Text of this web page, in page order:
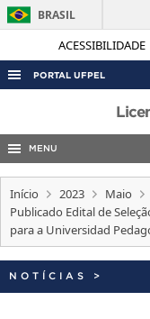
ACESSIBILIDADE
BRASIL
PORTAL UFPEL
ACESSO À INFORMAÇÃO
AUDITORIA
CONCURSOS
EDITAIS
INTERNACIONAL
MENU
Início 2023 Maio
Publicado Edital de
para a Universidad
NOTÍCIAS >